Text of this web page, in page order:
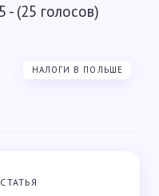
- (25 голосов)
НАЛОГИ В ПОЛЬШЕ